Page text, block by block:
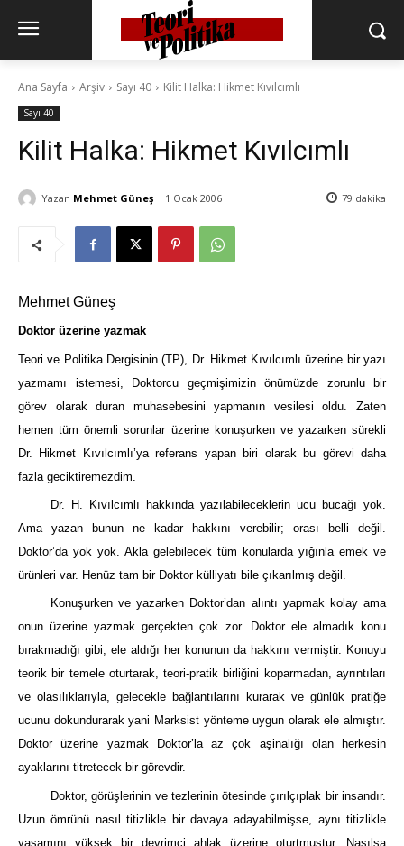
Ana Sayfa Arşiv Sayı 40 Kilit Halka: Hikmet Kıvılcımlı
Sayı 40
Kilit Halka: Hikmet Kıvılcımlı
Yazan Mehmet Güneş 1 Ocak 2006 79 dakika
Mehmet Güneş
Doktor üzerine yazmak
Teori ve Politika Dergisinin (TP), Dr. Hikmet Kıvılcımlı üzerine bir yazı
yazmamı istemesi, Doktorcu geçmişimizin önümüzde zorunlu bir
görev olarak duran muhasebesini yapmanın vesilesi oldu. Zaten
hemen tüm önemli sorunlar üzerine konuşurken ve yazarken sürekli
Dr. Hikmet Kıvılcımlı’ya referans yapan biri olarak bu görevi daha
fazla geciktiremezdim.
Dr. H. Kıvılcımlı hakkında yazılabileceklerin ucu bucağı yok.
Ama yazan bunun ne kadar hakkını verebilir; orası belli değil.
Doktor’da yok yok. Akla gelebilecek tüm konularda yığınla emek ve
ürünleri var. Henüz tam bir Doktor külliyatı bile çıkarılmış değil.
Konuşurken ve yazarken Doktor’dan alıntı yapmak kolay ama
onun üzerine yazmak gerçekten çok zor. Doktor ele almadık konu
bırakmadığı gibi, ele aldığı her konunun da hakkını vermiştir. Konuyu
teorik bir temele oturtarak, teori-pratik birliğini koparmadan, ayrıntıları
ve olasılıklarıyla, gelecekle bağlantılarını kurarak ve günlük pratiğe
ucunu dokundurarak yani Marksist yönteme uygun olarak ele almıştır.
Doktor üzerine yazmak Doktor’la az çok aşinalığı olan herkesin
ayaklarını titretecek bir görevdir.
Doktor, görüşlerinin ve tezlerinin ötesinde çırılçıplak bir insandır.
Uzun ömrünü nasıl titizlikle bir davaya adayabilmişse, aynı titizlikle
yaşamını yüksek bir devrimci ahlak üzerine oturtmuştur. Nasılsa